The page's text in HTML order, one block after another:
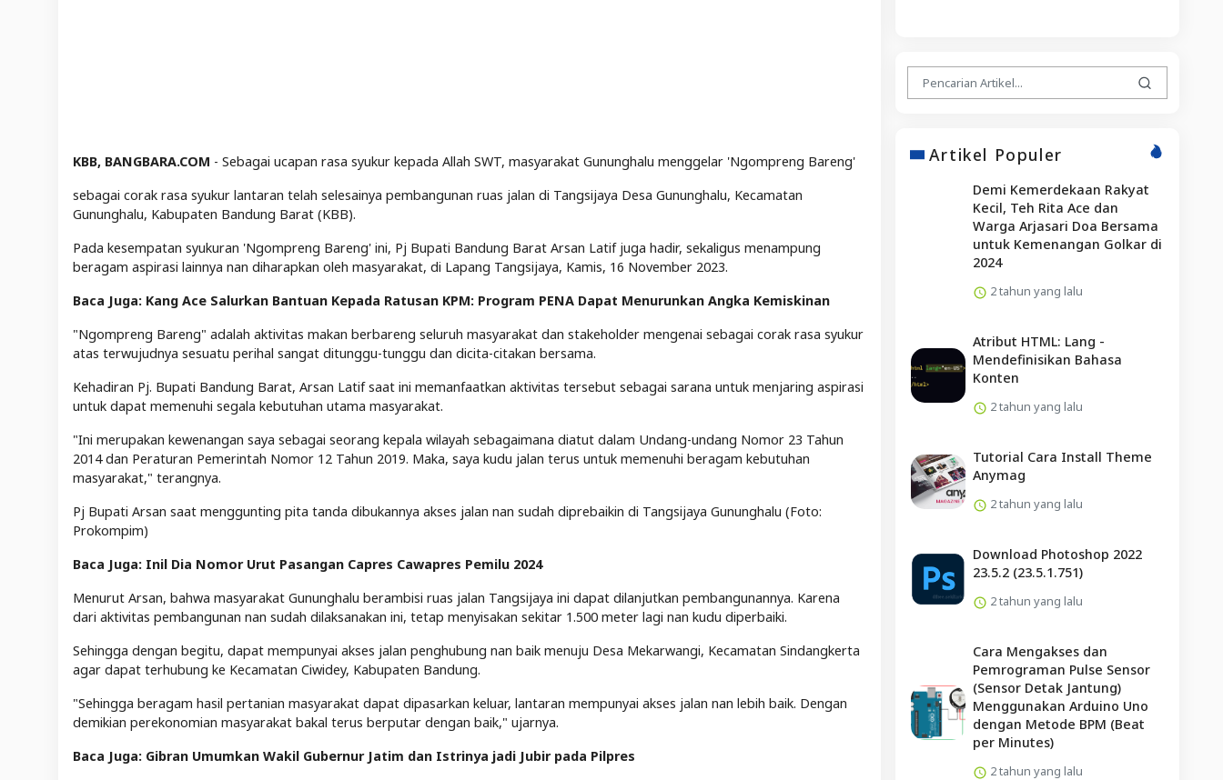
KBB, BANGBARA.COM - Sebagai ucapan rasa syukur kepada Allah SWT, masyarakat Gununghalu menggelar 'Ngompreng Bareng'
sebagai corak rasa syukur lantaran telah selesainya pembangunan ruas jalan di Tangsijaya Desa Gununghalu, Kecamatan
Gununghalu, Kabupaten Bandung Barat (KBB).
Pada kesempatan syukuran 'Ngompreng Bareng' ini, Pj Bupati Bandung Barat Arsan Latif juga hadir, sekaligus menampung
beragam aspirasi lainnya nan diharapkan oleh masyarakat, di Lapang Tangsijaya, Kamis, 16 November 2023.
Baca Juga: Kang Ace Salurkan Bantuan Kepada Ratusan KPM: Program PENA Dapat Menurunkan Angka Kemiskinan
"Ngompreng Bareng" adalah aktivitas makan berbareng seluruh masyarakat dan stakeholder mengenai sebagai corak rasa syukur
atas terwujudnya sesuatu perihal sangat ditunggu-tunggu dan dicita-citakan bersama.
Kehadiran Pj. Bupati Bandung Barat, Arsan Latif saat ini memanfaatkan aktivitas tersebut sebagai sarana untuk menjaring aspirasi
untuk dapat memenuhi segala kebutuhan utama masyarakat.
"Ini merupakan kewenangan saya sebagai seorang kepala wilayah sebagaimana diatut dalam Undang-undang Nomor 23 Tahun
2014 dan Peraturan Pemerintah Nomor 12 Tahun 2019. Maka, saya kudu jalan terus untuk memenuhi beragam kebutuhan
masyarakat," terangnya.
Pj Bupati Arsan saat menggunting pita tanda dibukannya akses jalan nan sudah diprebaikin di Tangsijaya Gununghalu (Foto:
Prokompim)
Baca Juga: Inil Dia Nomor Urut Pasangan Capres Cawapres Pemilu 2024
Menurut Arsan, bahwa masyarakat Gununghalu berambisi ruas jalan Tangsijaya ini dapat dilanjutkan pembangunannya. Karena
dari aktivitas pembangunan nan sudah dilaksanakan ini, tetap menyisakan sekitar 1.500 meter lagi nan kudu diperbaiki.
Sehingga dengan begitu, dapat mempunyai akses jalan penghubung nan baik menuju Desa Mekarwangi, Kecamatan Sindangkerta
agar dapat terhubung ke Kecamatan Ciwidey, Kabupaten Bandung.
"Sehingga beragam hasil pertanian masyarakat dapat dipasarkan keluar, lantaran mempunyai akses jalan nan lebih baik. Dengan
demikian perekonomian masyarakat bakal terus berputar dengan baik," ujarnya.
Baca Juga: Gibran Umumkan Wakil Gubernur Jatim dan Istrinya jadi Jubir pada Pilpres
Artikel Populer
Demi Kemerdekaan Rakyat
Kecil, Teh Rita Ace dan
Warga Arjasari Doa Bersama
untuk Kemenangan Golkar di
2024
2 tahun yang lalu
Atribut HTML: Lang -
Mendefinisikan Bahasa
Konten
2 tahun yang lalu
Tutorial Cara Install Theme
Anymag
2 tahun yang lalu
Download Photoshop 2022
23.5.2 (23.5.1.751)
2 tahun yang lalu
Cara Mengakses dan
Pemrograman Pulse Sensor
(Sensor Detak Jantung)
Menggunakan Arduino Uno
dengan Metode BPM (Beat
per Minutes)
2 tahun yang lalu